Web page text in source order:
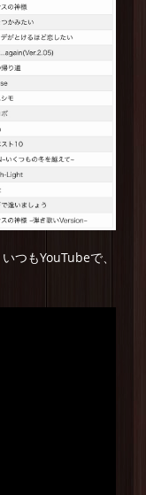
つもYouTubeで、